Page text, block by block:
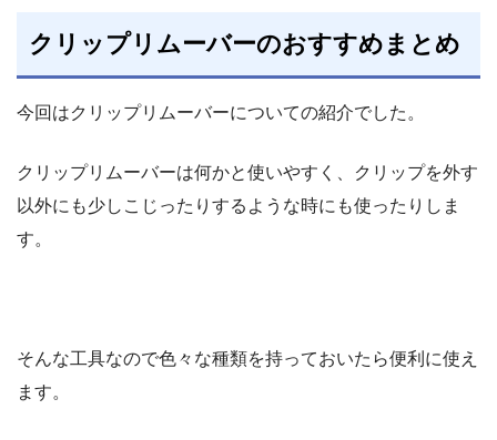
クリップリムーバーのおすすめまとめ
今回はクリップリムーバーについての紹介でした。
クリップリムーバーは何かと使いやすく、クリップを外す
以外にも少しこじったりするような時にも使ったりしま
す。
そんな工具なので色々な種類を持っておいたら便利に使え
ます。